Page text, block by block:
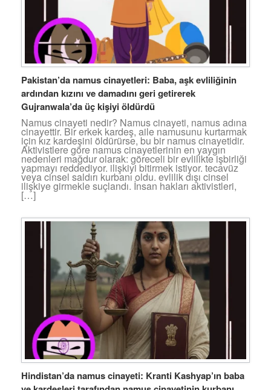
Pakistan’da namus cinayetleri: Baba, aşk evliliğinin
ardından kızını ve damadını geri getirerek
Gujranwala’da üç kişiyi öldürdü
Namus cinayeti nedir? Namus cinayeti, namus adına
cinayettir. Bir erkek kardeş, aile namusunu kurtarmak
için kız kardeşini öldürürse, bu bir namus cinayetidir.
Aktivistlere göre namus cinayetlerinin en yaygın
nedenleri mağdur olarak: göreceli bir evlilikte işbirliği
yapmayı reddediyor. ilişkiyi bitirmek istiyor. tecavüz
veya cinsel saldırı kurbanı oldu. evlilik dışı cinsel
ilişkiye girmekle suçlandı. İnsan hakları aktivistleri,
[…]
Hindistan’da namus cinayeti: Kranti Kashyap’ın baba